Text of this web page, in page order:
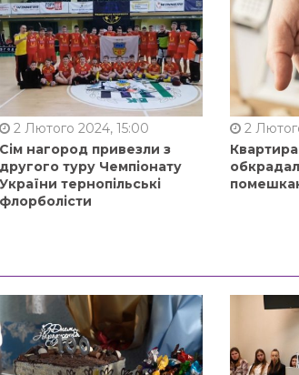
2 Лютого 2024, 15:00
Сім нагород привезли з
другого туру Чемпіонату
України тернопільські
флорболісти
2